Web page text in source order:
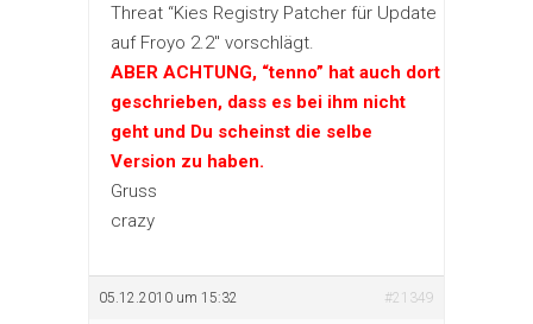
Threat “Kies Registry Patcher für Update
auf Froyo 2.2″ vorschlägt.
ABER ACHTUNG, “tenno” hat auch dort
geschrieben, dass es bei ihm nicht
geht und Du scheinst die selbe
Version zu haben.
Gruss
crazy
05.12.2010 um 15:32 #21349